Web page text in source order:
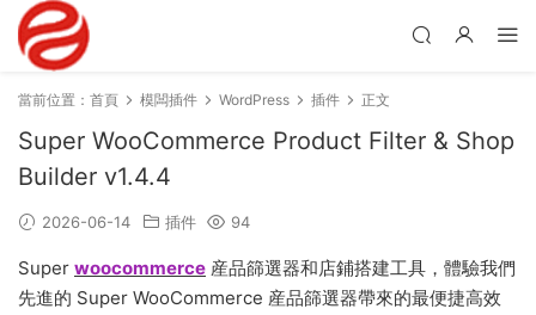
當前位置： 首頁 模闆插件 WordPress 插件 正文
Super WooCommerce Product Filter & Shop
Builder v1.4.4
2026-06-14 插件 94
Super woocommerce 産品篩選器和店鋪搭建工具，體驗我們
先進的 Super WooCommerce 産品篩選器帶來的最便捷高效